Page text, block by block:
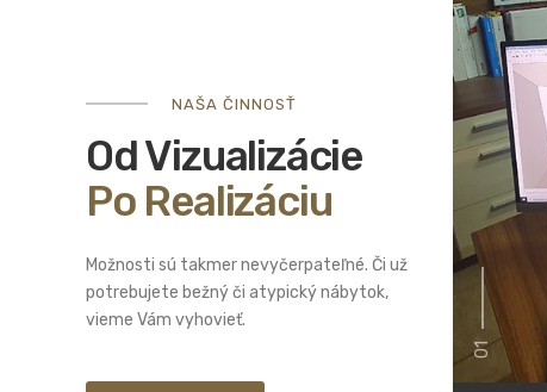
NAŠA ČINNOSŤ
Od Vizualizácie
Po Realizáciu
Možnosti sú takmer nevyčerpateľné. Či už
potrebujete bežný či atypický nábytok,
vieme Vám vyhovieť.
01